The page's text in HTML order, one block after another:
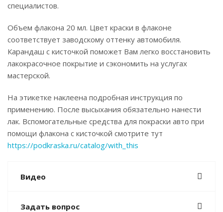
специалистов.
Объем флакона 20 мл. Цвет краски в флаконе
соответствует заводскому оттенку автомобиля.
Карандаш с кисточкой поможет Вам легко восстановить
лакокрасочное покрытие и сэкономить на услугах
мастерской.
На этикетке наклеена подробная инструкция по
применению. После высыхания обязательно нанести
лак. Вспомогательные средства для покраски авто при
помощи флакона с кисточкой смотрите тут
https://podkraska.ru/catalog/with_this
Видео
Задать вопрос